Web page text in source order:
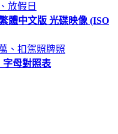
放假日
體中文版 光碟映像 (ISO
、扣駕照牌照
字母對照表